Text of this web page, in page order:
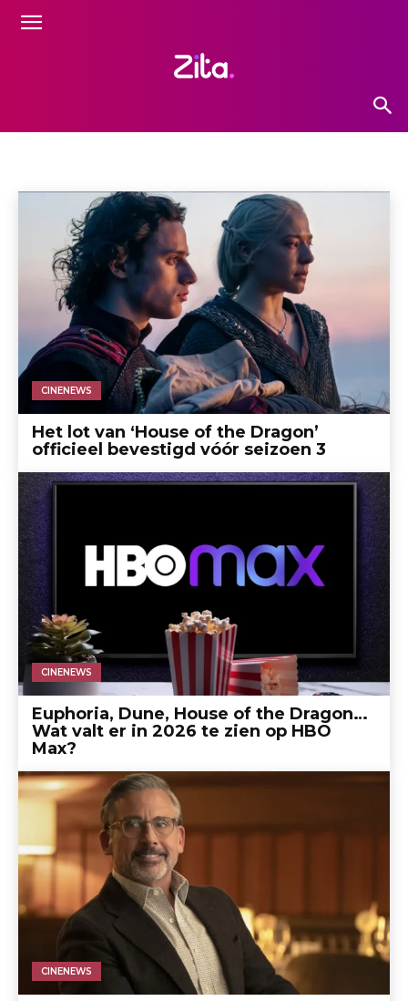
CINENEWS
Het lot van ‘House of the Dragon’
officieel bevestigd vóór seizoen 3
CINENEWS
Euphoria, Dune, House of the Dragon…
Wat valt er in 2026 te zien op HBO
Max?
CINENEWS